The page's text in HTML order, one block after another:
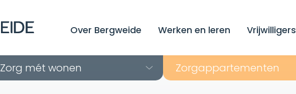
Over Bergweide Werken en leren Vrijwilligers
Zorg mét wonen Zorg­appartementen